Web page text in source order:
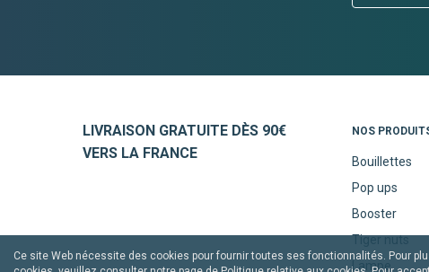
LIVRAISON GRATUITE DÈS 90€
VERS LA FRANCE
NOS
Bouillettes
Pop ups
Booster
Tiger nuts
Lampe
Ce site Web nécessite des cookies pour fournir toutes ses fonctionnalités. Pour